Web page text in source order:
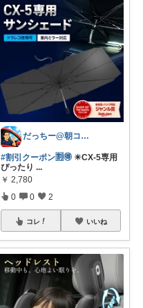
だっちー@朝コレ5時🚗カー用品探求家
#割引クーポン🈹🉐 ☀CX-5専用
ぴったり ...
￥ 2,780
0 0 2
コレ いいね